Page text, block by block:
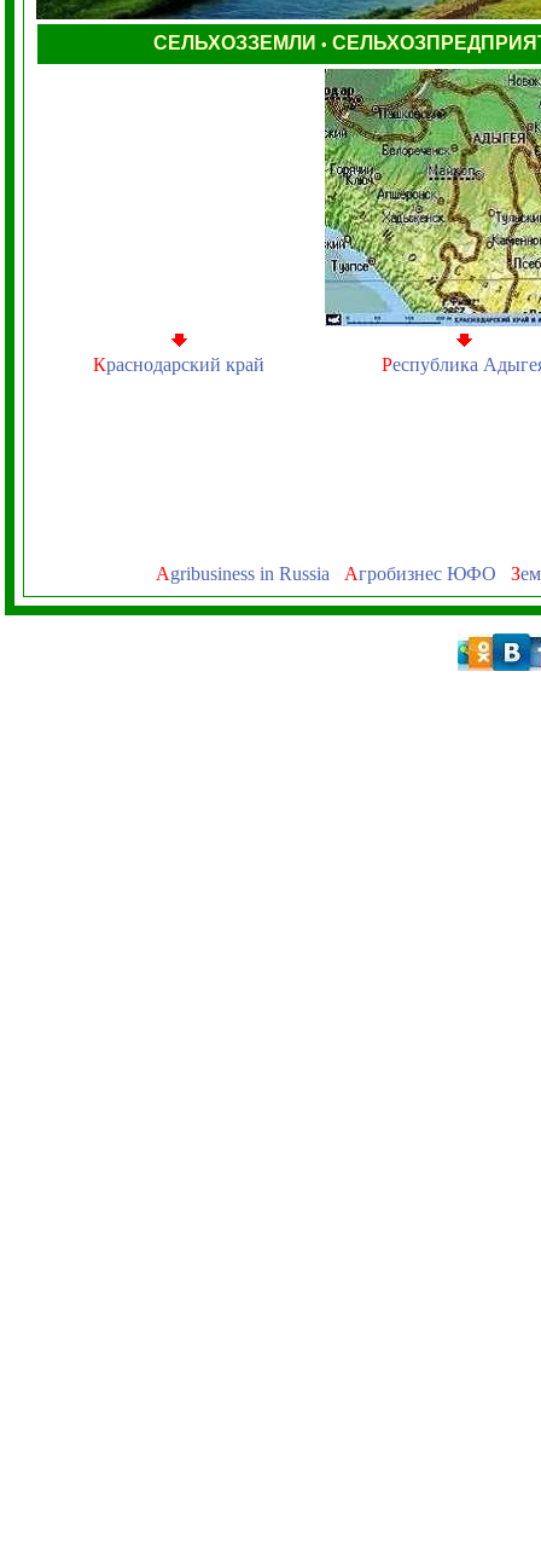
СЕЛЬХОЗЗЕМЛИ •
Краснодарский край Республика
Agribusiness in Russia Агробизнес ЮФО З